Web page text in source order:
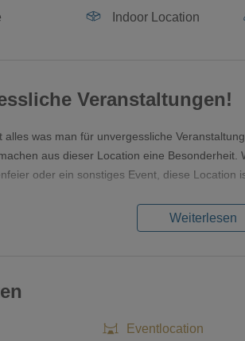
Indoor Location
Veranstaltungen!
alles was man für unvergessliche
aus dieser Location eine Besonderheit.
oder ein sonstiges Event, diese Location
Weiterlesen
Eventlocation